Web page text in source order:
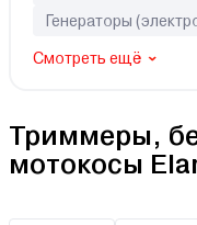
Смотреть ещё
Генераторы
Триммеры,
мотокосы
Eco GTP
Eco GTP Power
Champion ET
Champion T